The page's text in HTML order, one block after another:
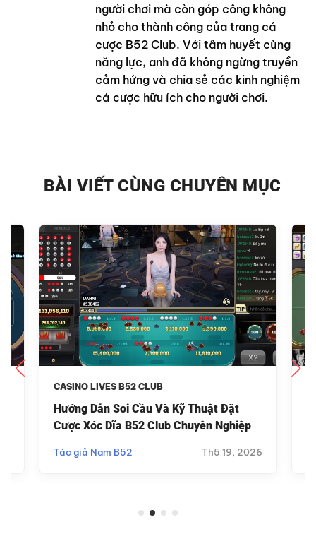
người chơi mà còn góp công không
nhỏ cho thành công của trang cá
cược B52 Club. Với tâm huyết cùng
năng lực, anh đã không ngừng truyền
cảm hứng và chia sẻ các kinh nghiệm
cá cược hữu ích cho người chơi.
BÀI VIẾT CÙNG CHUYÊN MỤC
CASINO LIVES B52 CLUB
Hướng Dẫn Soi Cầu Và Kỹ Thuật Đặt
Cược Xóc Dĩa B52 Club Chuyên Nghiệp
Tác giả Nam B52 Th5 19, 2026